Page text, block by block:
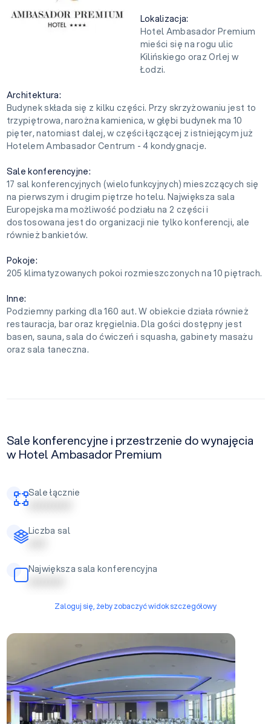
Lokalizacja:
Hotel Ambasador Premium
mieści się na rogu ulic
Kilińskiego oraz Orlej w
Łodzi.
Architektura:
Budynek składa się z kilku części. Przy skrzyżowaniu jest to
trzypiętrowa, narożna kamienica, w głębi budynek ma 10
pięter, natomiast dalej, w części łączącej z istniejącym już
Hotelem Ambasador Centrum - 4 kondygnacje.
Sale konferencyjne:
17 sal konferencyjnych (wielofunkcyjnych) mieszczących się
na pierwszym i drugim piętrze hotelu. Największa sala
Europejska ma możliwość podziału na 2 części i
dostosowana jest do organizacji nie tylko konferencji, ale
również bankietów.
Pokoje:
205 klimatyzowanych pokoi rozmieszczonych na 10 piętrach.
Inne:
Podziemny parking dla 160 aut. W obiekcie działa również
restauracja, bar oraz kręgielnia. Dla gości dostępny jest
basen, sauna, sala do ćwiczeń i squasha, gabinety masażu
oraz sala taneczna.
Sale konferencyjne i przestrzenie do wynajęcia
w Hotel Ambasador Premium
Sale łącznie
| | | | | | | | | | | |
Liczba sal
| | | | |
Największa sala konferencyjna
| | | | | | | | | |
Zaloguj się, żeby zobaczyć widok szczegółowy
Sala Europejska M+D